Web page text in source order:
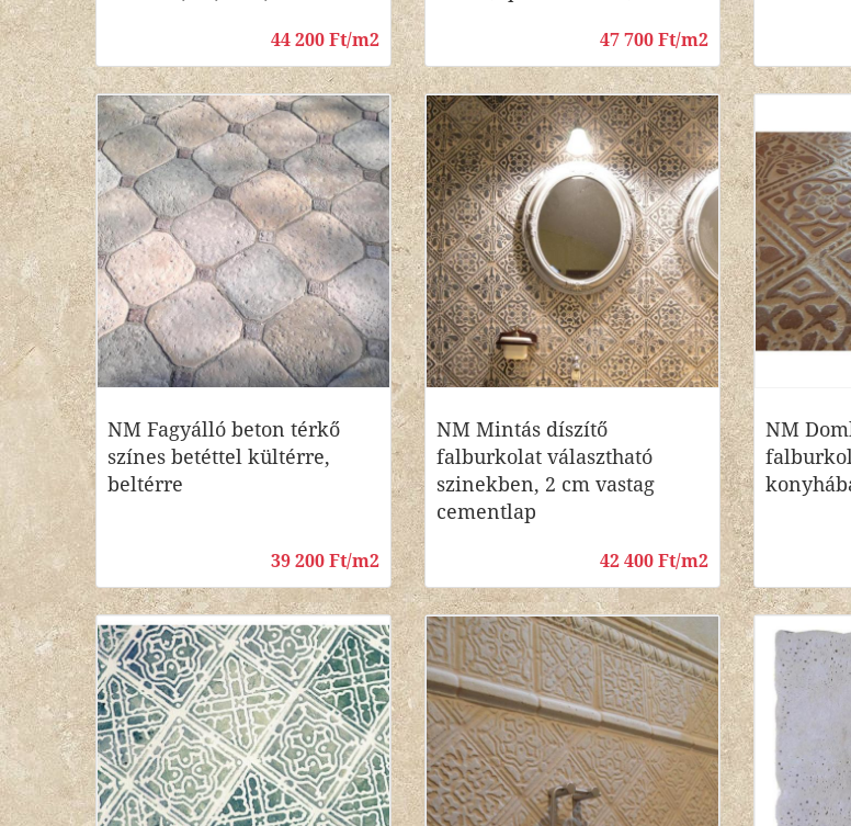
44 200 Ft/m2 47 700 Ft/m2
NM Fagyálló beton térkő
színes betéttel kültérre,
beltérre
39 200 Ft/m2
NM Mintás díszítő
falburkolat választható
szinekben, 2 cm vastag
cementlap
42 400 Ft/m2
NM